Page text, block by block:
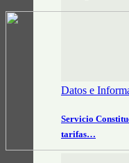
Datos e
Servicio
tarifas…